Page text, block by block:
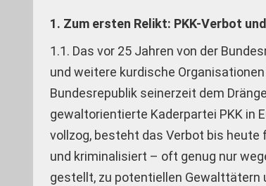
1. Zum ersten Relikt: PKK-Verbot
1.1. Das vor 25 Jahren von der
und weitere kurdische
Bundesrepublik seinerzeit dem
gewaltorientierte Kaderpartei PKK in
vollzog, besteht das Verbot bis
und kriminalisiert – oft genug nur
gestellt, zu potentiellen Gewalttätern